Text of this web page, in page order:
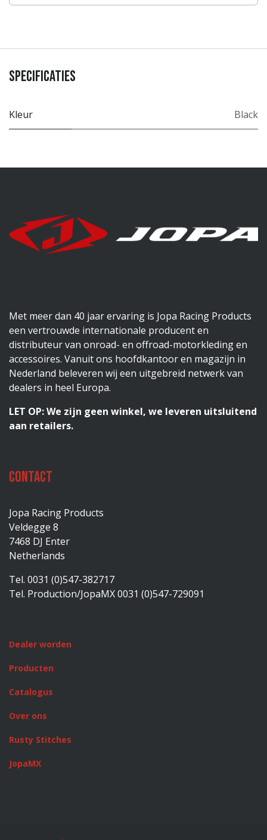
Specificaties
Kleur Black
Met meer dan 40 jaar ervaring is Jopa Racing Products
een vertrouwde internationale producent en
distributeur van onroad- en offroad-motorkleding en
accessoires. Vanuit ons hoofdkantoor en magazijn in
Nederland beleveren wij een uitgebreid netwerk van
dealers in heel Europa.
LET OP: We zijn geen winkel, we leveren uitsluitend
aan retailers.
Contact
Jopa Racing Products
Veldegge 8
7468 DJ Enter
Netherlands
Tel. 0031 (0)547-382717
Tel. Production/JopaMX 0031 (0)547-729091
Dealer worden
Producten
Catalogus
Over ons
Rusty Stitches
JopaMX